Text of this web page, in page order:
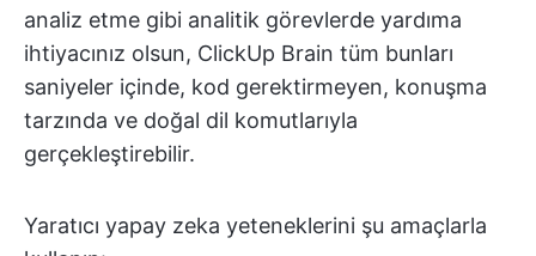
analiz etme gibi analitik görevlerde yardıma
ihtiyacınız olsun, ClickUp Brain tüm bunları
saniyeler içinde, kod gerektirmeyen, konuşma
tarzında ve doğal dil komutlarıyla
gerçekleştirebilir.
Yaratıcı yapay zeka yeteneklerini şu amaçlarla